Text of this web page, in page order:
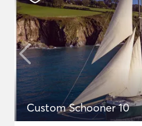
Custom Schooner 10